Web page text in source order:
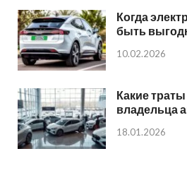
Когда
быть
10.02.2026
Какие
владельца
18.01.2026